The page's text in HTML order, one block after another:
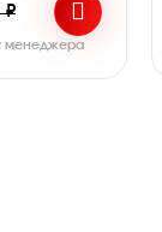
₽
менеджера